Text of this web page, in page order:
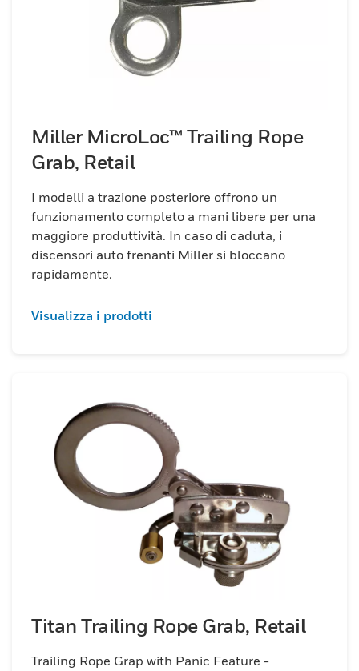
Miller MicroLoc™ Trailing Rope
Grab, Retail
I modelli a trazione posteriore offrono un
funzionamento completo a mani libere per una
maggiore produttività. In caso di caduta, i
discensori auto frenanti Miller si bloccano
rapidamente.
Visualizza i prodotti
Titan Trailing Rope Grab, Retail
Trailing Rope Grap with Panic Feature -